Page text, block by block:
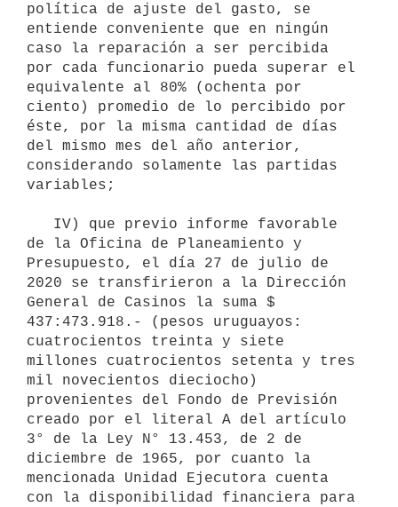
política de ajuste del gasto, se
entiende conveniente que en ningún
caso la reparación a ser percibida
por cada funcionario pueda superar el
equivalente al 80% (ochenta por
ciento) promedio de lo percibido por
éste, por la misma cantidad de días
del mismo mes del año anterior,
considerando solamente las partidas
variables;
de la Oficina de Planeamiento y
Presupuesto, el día 27 de julio de
2020 se transfirieron a la Dirección
General de Casinos la suma $
437:473.918.- (pesos uruguayos:
cuatrocientos treinta y siete
millones cuatrocientos setenta y tres
mil novecientos dieciocho)
provenientes del Fondo de Previsión
creado por el literal A del artículo
3° de la Ley N° 13.453, de 2 de
diciembre de 1965, por cuanto la
mencionada Unidad Ejecutora cuenta
con la disponibilidad financiera para